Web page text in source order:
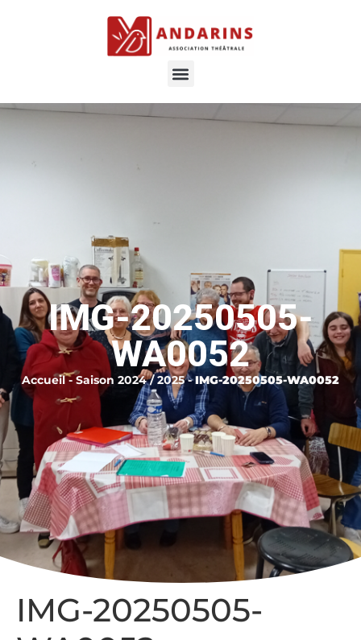
IMG-20250505-
WA0052
Accueil- Saison 2024 / 2025-IMG-20250505-WA0052
IMG-20250505-